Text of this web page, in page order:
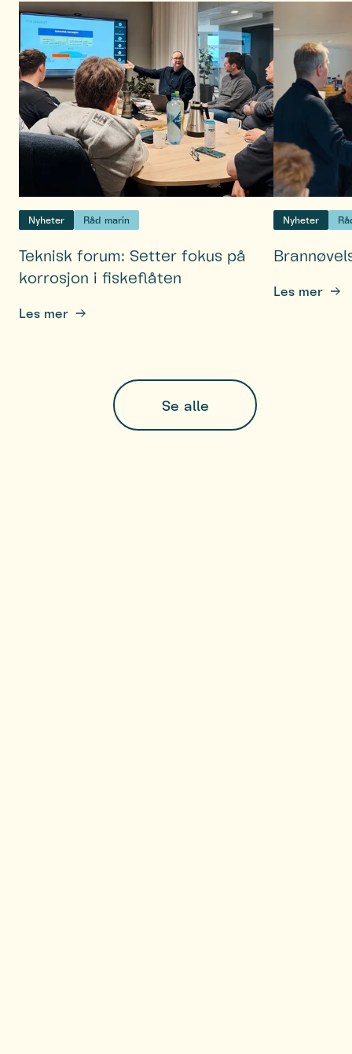
Nyheter Råd marin
Teknisk forum: Setter fokus på
korrosjon i fiskeflåten
Les mer
Nyheter
Les mer
Se alle